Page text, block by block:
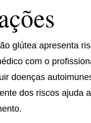
glútea apresenta
com o
doenças
dos riscos ajuda